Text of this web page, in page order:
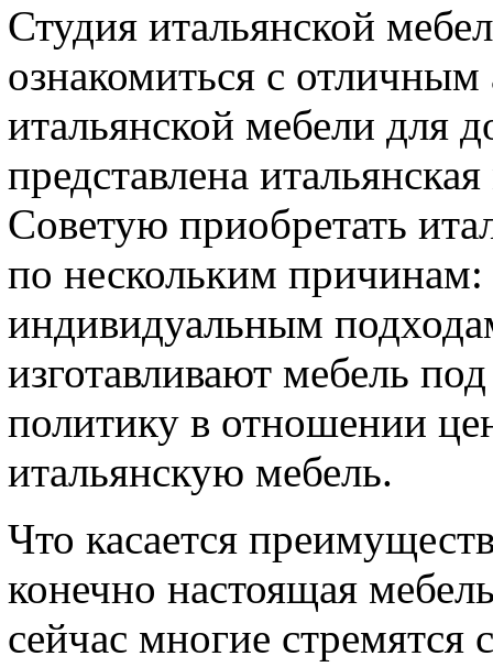
Студия итальянской
ознакомиться с
итальянской мебели для
представлена
Советую приобретать
по нескольким
индивидуальным
изготавливают мебель
политику в отношении
итальянскую мебель.
Что касается
конечно настоящая
сейчас многие стремятся